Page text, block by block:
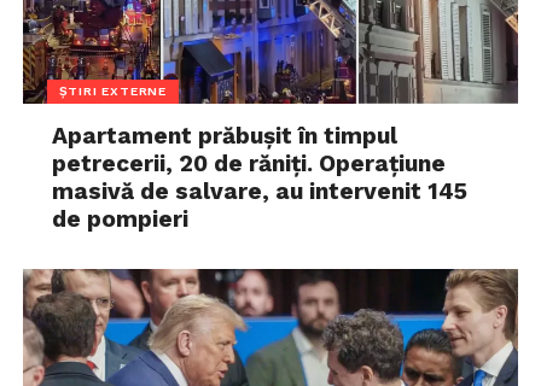
ȘTIRI EXTERNE
Apartament prăbușit în timpul
petrecerii, 20 de răniți. Operațiune
masivă de salvare, au intervenit 145
de pompieri